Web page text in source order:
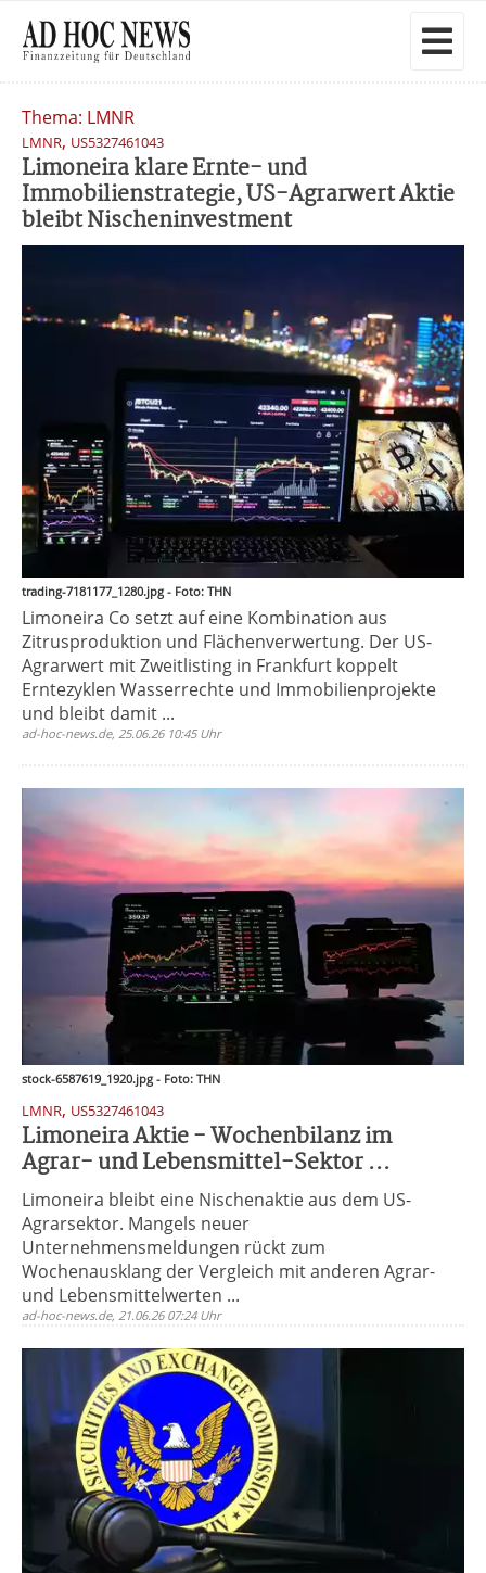
Thema: LMNR
LMNR, US5327461043
Limoneira klare Ernte- und
Immobilienstrategie, US-Agrarwert Aktie
bleibt Nischeninvestment
trading-7181177_1280.jpg - Foto: THN
Limoneira Co setzt auf eine Kombination aus
Zitrusproduktion und Flächenverwertung. Der US-
Agrarwert mit Zweitlisting in Frankfurt koppelt
Erntezyklen Wasserrechte und Immobilienprojekte
und bleibt damit ...
ad-hoc-news.de, 25.06.26 10:45 Uhr
stock-6587619_1920.jpg - Foto: THN
LMNR, US5327461043
Limoneira Aktie - Wochenbilanz im
Agrar- und Lebensmittel-Sektor ...
Limoneira bleibt eine Nischenaktie aus dem US-
Agrarsektor. Mangels neuer
Unternehmensmeldungen rückt zum
Wochenausklang der Vergleich mit anderen Agrar-
und Lebensmittelwerten ...
ad-hoc-news.de, 21.06.26 07:24 Uhr